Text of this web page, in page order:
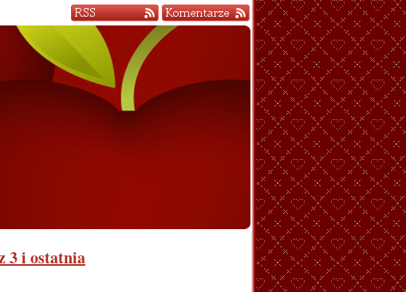
3 i ostatnia